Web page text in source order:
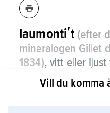
laumontiʹt (efter
mineralogen Gillet
1834), vitt eller ljust
tillhörande
sammansättningen
Vill du komma